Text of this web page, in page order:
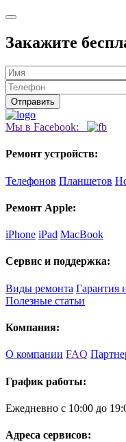
Закажите
Мы в Facebook:
Ремонт устройств:
Телефонов Планшетов
Ремонт Apple:
iPhone iPad MacBook
Сервис и поддержка:
Виды ремонта Гарантия
Полезные статьи
Компания:
О компании FAQ
График работы:
Ежедневно с 10:00 до
Адреса сервисов: